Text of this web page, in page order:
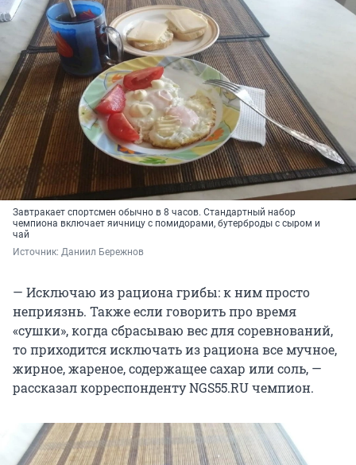
Завтракает спортсмен обычно в 8 часов. Стандартный набор
чемпиона включает яичницу с помидорами, бутерброды с сыром и
чай
Источник: Даниил Бережнов
— Исключаю из рациона грибы: к ним просто
неприязнь. Также если говорить про время
«сушки», когда сбрасываю вес для соревнований,
то приходится исключать из рациона все мучное,
жирное, жареное, содержащее сахар или соль, —
рассказал корреспонденту NGS55.RU чемпион.